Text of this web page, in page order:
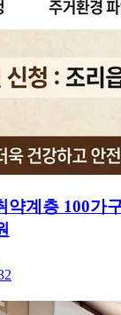
약계층 100가